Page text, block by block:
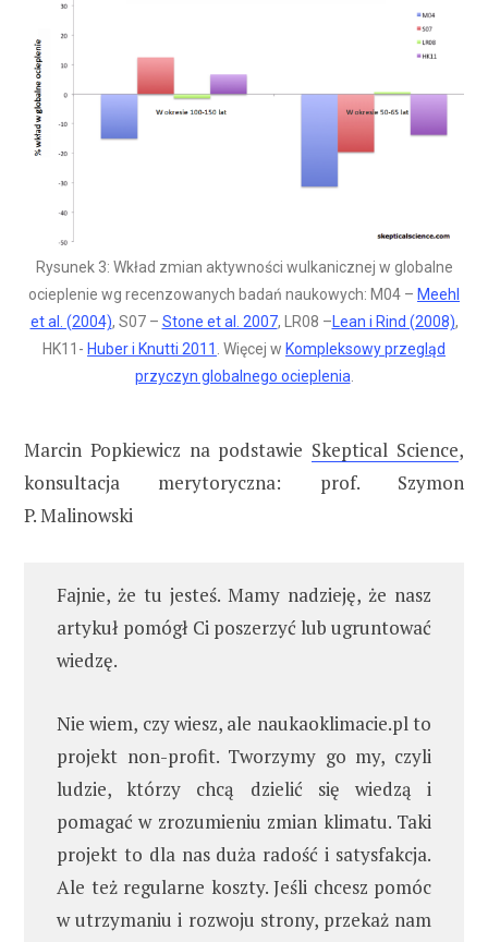
Rysunek 3: Wkład zmian aktywności wulkanicznej w globalne
ocieplenie wg recenzowanych badań naukowych: M04 – Meehl
et al. (2004), S07 – Stone et al. 2007, LR08 – Lean i Rind (2008),
HK11- Huber i Knutti 2011 . Więcej w Kompleksowy przegląd
przyczyn globalnego ocieplenia
Marcin Popkiewicz na podstawie Skeptical Science,
konsultacja merytoryczna: prof. Szymon
P. Malinowski
Fajnie, że tu jesteś. Mamy nadzieję, że nasz
artykuł pomógł Ci poszerzyć lub ugruntować
wiedzę.
Nie wiem, czy wiesz, ale naukaoklimacie.pl to
projekt non-profit. Tworzymy go my, czyli
ludzie, którzy chcą dzielić się wiedzą i
pomagać w zrozumieniu zmian klimatu. Taki
projekt to dla nas duża radość i satysfakcja.
Ale też regularne koszty. Jeśli chcesz pomóc
w utrzymaniu i rozwoju strony, przekaż nam